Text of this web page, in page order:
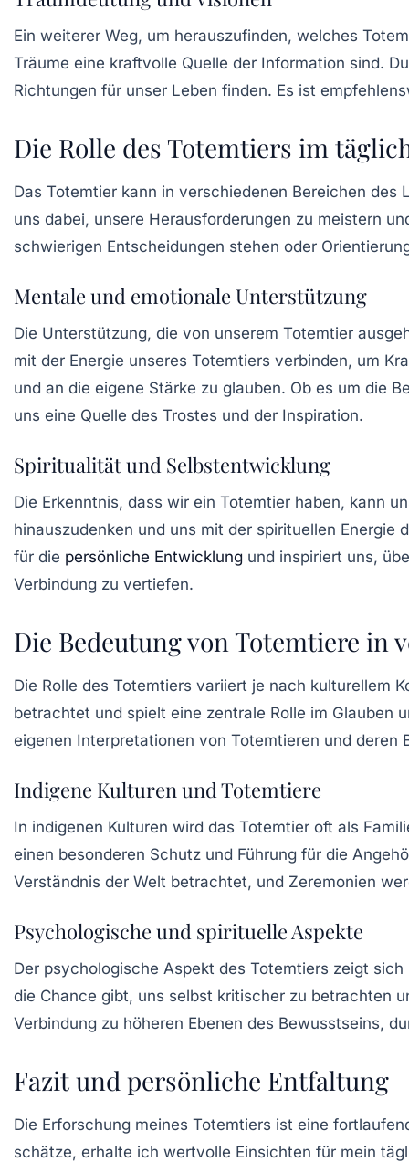
Ein weiterer Weg, um herauszufinden, welches
Träume eine kraftvolle Quelle der Information sind.
Richtungen für unser Leben finden. Es ist
Die Rolle des Totemtiers im
Das Totemtier kann in verschiedenen Bereichen
uns dabei, unsere Herausforderungen zu meistern
schwierigen Entscheidungen stehen oder
Mentale und emotionale Unterstützung
Die Unterstützung, die von unserem Totemtier
mit der Energie unseres Totemtiers verbinden, um
und an die eigene Stärke zu glauben. Ob es um die
uns eine Quelle des Trostes und der Inspiration.
Spiritualität und Selbstentwicklung
Die Erkenntnis, dass wir ein Totemtier haben, kann
hinauszudenken und uns mit der spirituellen Energie
für die persönliche Entwicklung und inspiriert uns,
Verbindung zu vertiefen.
Die Bedeutung von Totemtiere in
Die Rolle des Totemtiers variiert je nach kulturellem
betrachtet und spielt eine zentrale Rolle im Glauben
eigenen Interpretationen von Totemtieren und deren
Indigene Kulturen und Totemtiere
In indigenen Kulturen wird das Totemtier oft als
einen besonderen Schutz und Führung für die
Verständnis der Welt betrachtet, und Zeremonien
Psychologische und spirituelle Aspekte
Der psychologische Aspekt des Totemtiers zeigt
die Chance gibt, uns selbst kritischer zu betrachten
Verbindung zu höheren Ebenen des Bewusstseins,
Fazit und persönliche Entfaltung
Die Erforschung meines Totemtiers ist eine
schätze, erhalte ich wertvolle Einsichten für mein